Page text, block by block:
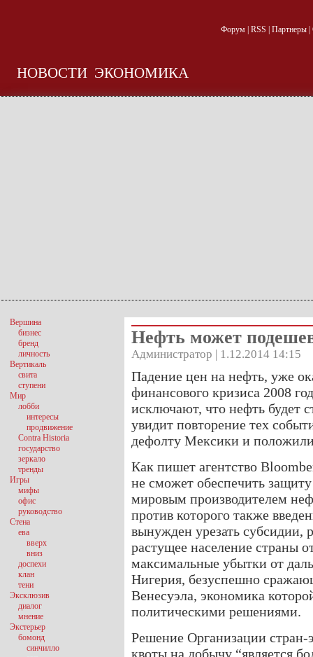
Форум| RSS Партнеры|
НОВОСТИ ЭКОНОМИКА
Нефть может
Администратор | 1.12.2014 14:15
Падение цен на нефть, уже
финансового кризиса 2008
исключают, что нефть будет
увидит повторение тех
дефолту Мексики и
Как пишет агентство
не сможет обеспечить
мировым производителем
против которого также
вынужден урезать субсидии,
растущее население страны
максимальные убытки от
Нигерия, безуспешно
Венесуэла, экономика
политическими решениями.
Решение Организации
квоты на добычу “является
Вершина
бизнес
бренд
личность
Вертикаль
свита
ступени
Мир
лобби
интересы
продвижение
Contra Historia
государство
зеркало
тренды
Игры
мифы
офис
руководство
Стена
ева
вверх
вниз
доспехи
клан
тени
Эксклюзив
диалог
мнение
Экстерьер
бомонд
синчилло